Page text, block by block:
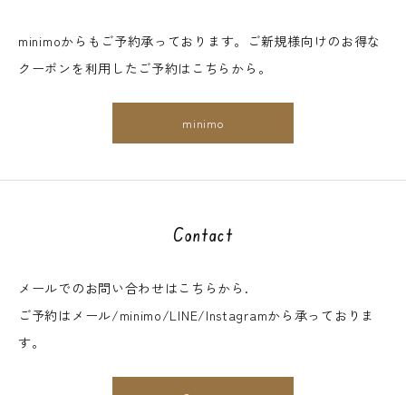
minimoからもご予約承っております。ご新規様向けのお得な
クーポンを利用したご予約はこちらから。
minimo
Contact
メールでのお問い合わせはこちらから.
ご予約はメール/minimo/LINE/Instagramから承っておりま
す。